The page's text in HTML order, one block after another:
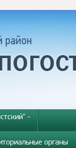
-
органы